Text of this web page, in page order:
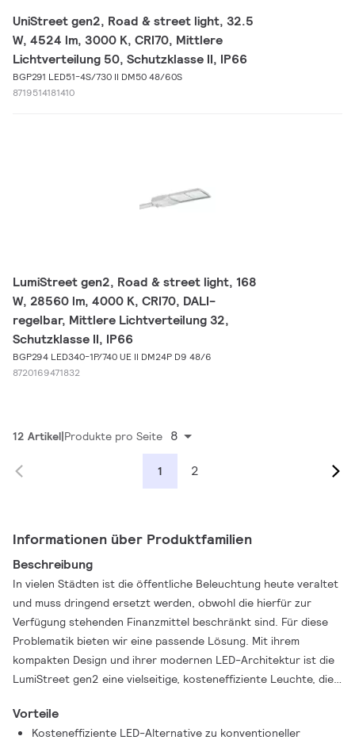
UniStreet gen2, Road & street light, 32.5
W, 4524 lm, 3000 K, CRI70, Mittlere
Lichtverteilung 50, Schutzklasse II, IP66
BGP291 LED51-4S/730 II DM50 48/60S
8719514181410
LumiStreet gen2, Road & street light, 168
W, 28560 lm, 4000 K, CRI70, DALI-
regelbar, Mittlere Lichtverteilung 32,
Schutzklasse II, IP66
BGP294 LED340-1P/740 UE II DM24P D9 48/6
8720169471832
12 Artikel Produkte pro Seite 8
1 2
Informationen über Produktfamilien
Beschreibung
In vielen Städten ist die öffentliche Beleuchtung heute veraltet
und muss dringend ersetzt werden, obwohl die hierfür zur
Verfügung stehenden Finanzmittel beschränkt sind. Für diese
Problematik bieten wir eine passende Lösung. Mit ihrem
kompakten Design und ihrer modernen LED-Architektur ist die
LumiStreet gen2 eine vielseitige, kosteneffiziente Leuchte, die
Straßenbeleuchtung erfüllt. Sie besteht aus hochwertigen
Komponenten, die eine lange Nutzlebenszeit und geringe
Vorteile
Kosteneffiziente LED-Alternative zu konventioneller